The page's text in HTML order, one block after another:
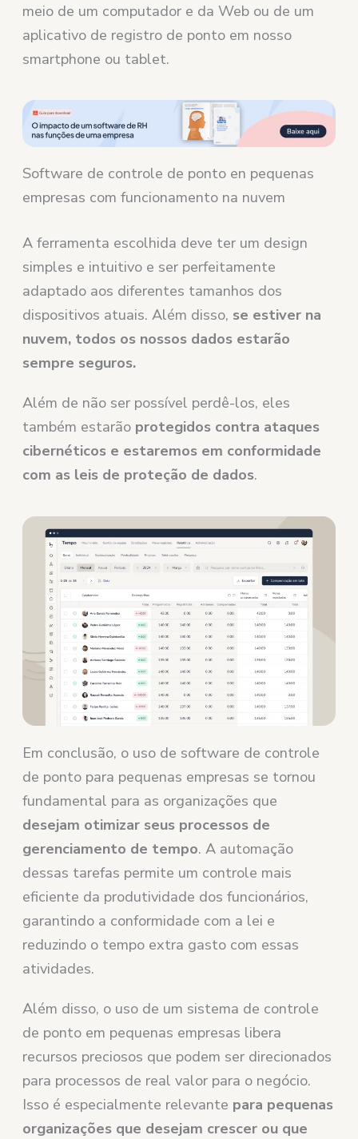
meio de um computador e da Web ou de um
aplicativo de registro de ponto em nosso
smartphone ou tablet.
Software de controle de ponto en pequenas
empresas com funcionamento na nuvem
A ferramenta escolhida deve ter um design
simples e intuitivo e ser perfeitamente
adaptado aos diferentes tamanhos dos
dispositivos atuais. Além disso, se estiver na
nuvem, todos os nossos dados estarão
sempre seguros.
Além de não ser possível perdê-los, eles
também estarão protegidos contra ataques
cibernéticos e estaremos em conformidade
com as leis de proteção de dados.
Em conclusão, o uso de software de controle
de ponto para pequenas empresas se tornou
fundamental para as organizações que
desejam otimizar seus processos de
gerenciamento de tempo. A automação
dessas tarefas permite um controle mais
eficiente da produtividade dos funcionários,
garantindo a conformidade com a lei e
reduzindo o tempo extra gasto com essas
atividades.
Além disso, o uso de um sistema de controle
de ponto em pequenas empresas libera
recursos preciosos que podem ser direcionados
para processos de real valor para o negócio.
Isso é especialmente relevante para pequenas
organizações que desejam crescer ou que